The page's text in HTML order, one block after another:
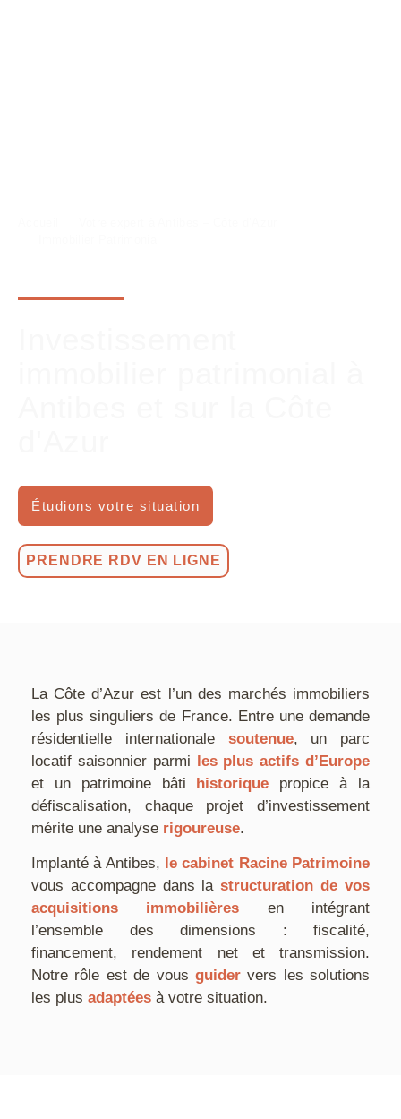
Étudions votre situation
PRENDRE RDV EN LIGNE
La Côte d’Azur est l’un des marchés immobiliers
les plus singuliers de France. Entre une demande
résidentielle internationale soutenue, un parc
locatif saisonnier parmi les plus actifs d’Europe
et un patrimoine bâti historique
propice à la
défiscalisation, chaque projet d’investissement
mérite une analyse rigoureuse.
Implanté à Antibes, le cabinet Racine Patrimoine
vous accompagne dans lastructuration de vos
acquisitions immobilières en intégrant
l’ensemble des dimensions : fiscalité,
financement, rendement net et transmission.
Notre rôle est de vous guider vers les solutions
les plus adaptées à votre situation.